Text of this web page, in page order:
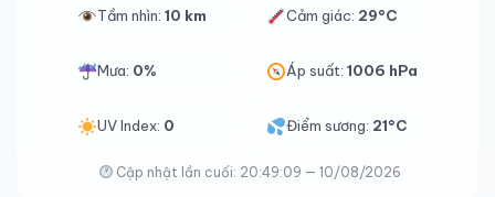
Tầm nhìn: 10 km Cảm giác: 29°C
Mưa: 0% Áp suất:1006 hPa
UV Index: 0 Điểm sương: 21°C
Cập nhật lần cuối: 20:49:09 — 10/08/2026